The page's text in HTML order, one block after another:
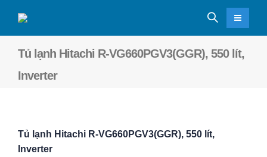
Tủ lạnh Hitachi R-VG660PGV3(GGR), 550 lít,
Inverter
Tủ lạnh Hitachi R-VG660PGV3(GGR), 550 lít,
Inverter